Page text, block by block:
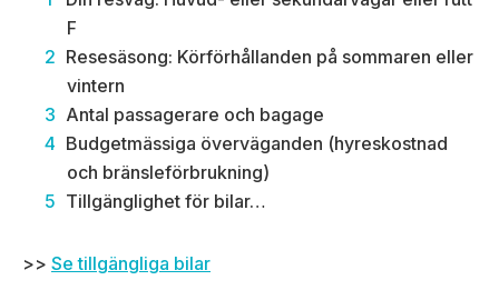
F
Resesäsong: Körförhållanden på sommaren eller
vintern
Antal passagerare och bagage
Budgetmässiga överväganden (hyreskostnad
och bränsleförbrukning)
Tillgänglighet för bilar…
>> Se tillgängliga bilar